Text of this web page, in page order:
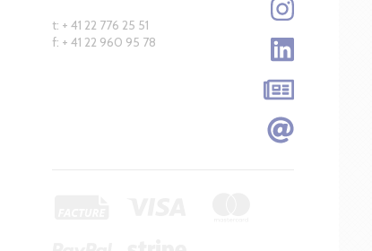
t: + 41 22 776 25 51
f: + 41 22 960 95 78